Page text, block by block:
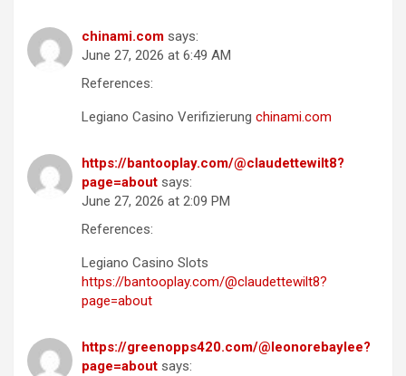
chinami.com says:
June 27, 2026 at 6:49 AM
References:
Legiano Casino Verifizierung chinami.com
https://bantooplay.com/@claudettewilt8?
page=about says:
June 27, 2026 at 2:09 PM
References:
Legiano Casino Slots
https://bantooplay.com/@claudettewilt8?
page=about
https://greenopps420.com/@leonorebaylee?
page=about says: